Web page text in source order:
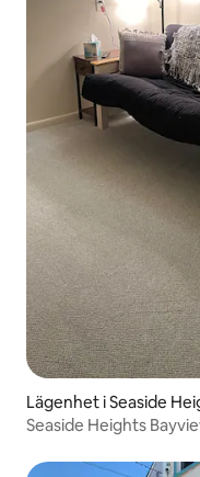
Lägenhet i Seaside
Seaside Heights